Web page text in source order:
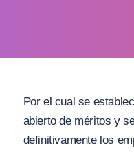
Por el cual se
abierto de méritos y
definitivamente los